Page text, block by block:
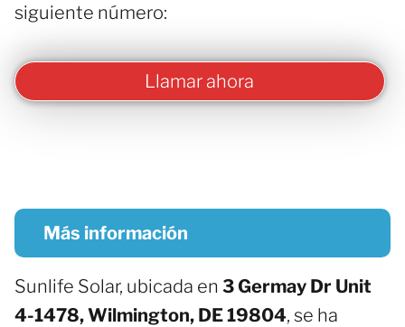
siguiente número:
Llamar ahora
Más información
Sunlife Solar, ubicada en 3 Germay Dr Unit
4-1478, Wilmington, DE 19804, se ha